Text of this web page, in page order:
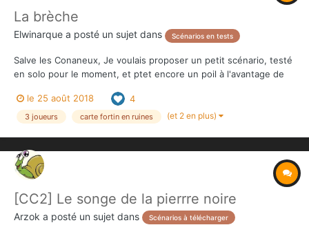
La brèche
Elwinarque a posté un sujet dans Scénarios en tests
Salve les Conaneux, Je voulais proposer un petit scénario, testé
en solo pour le moment, et ptet encore un poil à l'avantage de
leur prince, alors que le fortin est menacé par des vagues de
soldats némédiens... Réa...
le 25 août 2018 4
3 joueurs carte fortin en ruines (et 2 en plus)
[CC2] Le songe de la pierrre noire
Arzok a posté un sujet dans Scénarios à télécharger